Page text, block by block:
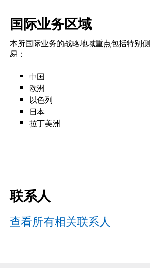
国际业务区域
本所国际业务的战略地域重点包括特别
易：
中国
欧洲
以色列
日本
拉丁美洲
联系人
查看所有相关联系人